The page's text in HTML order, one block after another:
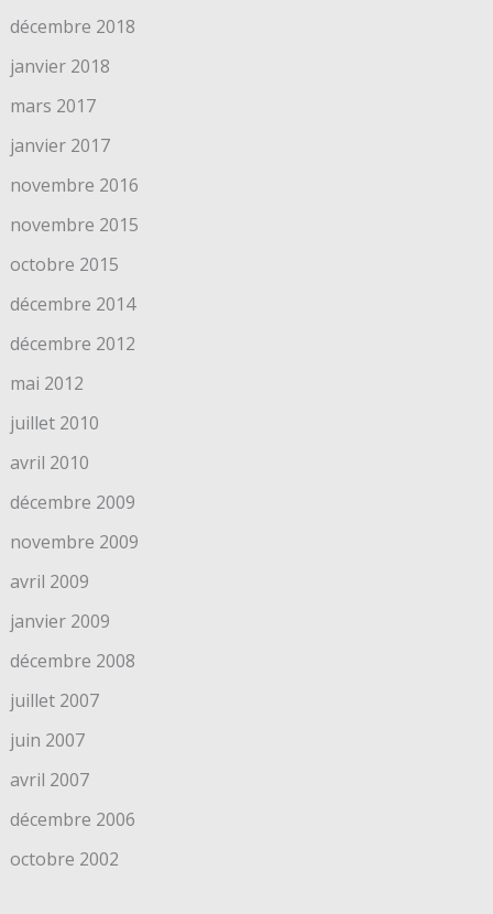
décembre 2018
janvier 2018
mars 2017
janvier 2017
novembre 2016
novembre 2015
octobre 2015
décembre 2014
décembre 2012
mai 2012
juillet 2010
avril 2010
décembre 2009
novembre 2009
avril 2009
janvier 2009
décembre 2008
juillet 2007
juin 2007
avril 2007
décembre 2006
octobre 2002